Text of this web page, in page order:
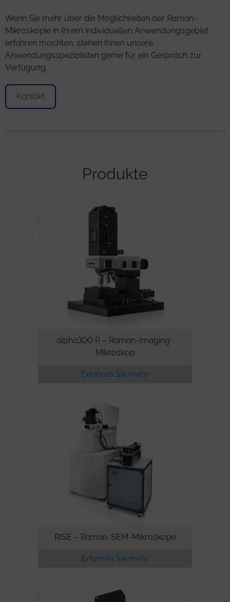
Wenn Sie mehr über die Möglichkeiten der Raman-
Mikroskopie in Ihrem individuellen Anwendungsgebiet
erfahren möchten, stehen Ihnen unsere
Anwendungsspezialisten gerne für ein Gespräch zur
Verfügung.
Kontakt
Produkte
alpha300 R – Raman-Imaging-
Mikroskop
Erfahren Sie mehr
RISE – Raman-SEM-Mikroskope
Erfahren Sie mehr